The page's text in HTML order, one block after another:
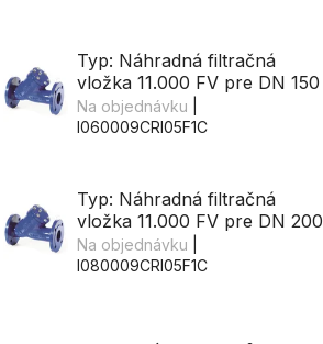
Typ: Náhradná filtračná
vložka 11.000 FV pre DN 150
Na objednávku
I060009CRI05F1C
Typ: Náhradná filtračná
vložka 11.000 FV pre DN 200
Na objednávku
I080009CRI05F1C